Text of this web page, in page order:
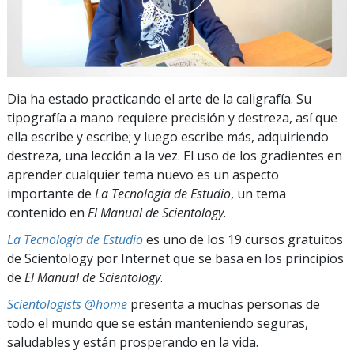
Dia ha estado practicando el arte de la caligrafía. Su
tipografía a mano requiere precisión y destreza, así que
ella escribe y escribe; y luego escribe más, adquiriendo
destreza, una lección a la vez. El uso de los gradientes en
aprender cualquier tema nuevo es un aspecto
importante de La Tecnología de Estudio, un tema
contenido en El Manual de Scientology.
La Tecnología de Estudioes uno de los 19 cursos gratuitos
de Scientology por Internet que se basa en los principios
de El Manual de Scientology.
Scientologists @home presenta a muchas personas de
todo el mundo que se están manteniendo seguras,
saludables y están prosperando en la vida.